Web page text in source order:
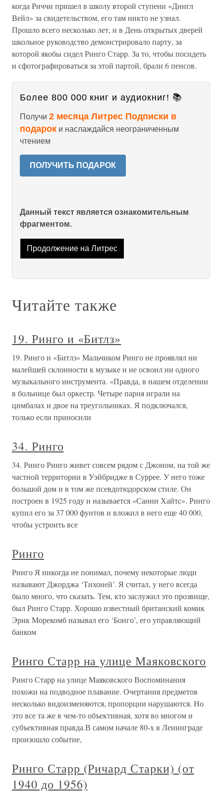
когда Риччи пришел в школу второй ступени «Дингл
Вейл» за свидетельством, его там никто не узнал.
Прошло всего несколько лет, и в День открытых дверей
школьное руководство демонстрировало парту, за
которой якобы сидел Ринго Старр. За то, чтобы посидеть
и сфотографироваться за этой партой, брали 6 пенсов.
Более 800 000 книг и аудиокниг! 📚
Получи 2 месяца Литрес Подписки в
подарок и наслаждайся неограниченным
чтением
ПОЛУЧИТЬ ПОДАРОК
Данный текст является ознакомительным
фрагментом.
Продолжение на Литрес
Читайте также
19. Ринго и «Битлз»
19. Ринго и «Битлз» Мальчиком Ринго не проявлял ни
малейшей склонности к музыке и не освоил ни одного
музыкального инструмента. «Правда, в нашем отделении
в больнице был оркестр. Четыре парня играли на
цимбалах и двое на треугольниках. Я подключался,
только если приносили
34. Ринго
34. Ринго Ринго живет совсем рядом с Джоном, на той же
частной территории в Уэйбридже в Суррее. У него тоже
большой дом и в том же псевдотюдорском стиле. Он
построен в 1925 году и называется «Санни Хайтc». Ринго
купил его за 37 000 фунтов и вложил в него еще 40 000,
чтобы устроить все
Ринго
Ринго Я никогда не понимал, почему некоторые люди
называют Джорджа ‘Тихоней’. Я считал, у него всегда
было много, что сказать. Тем, кто заслужил это прозвище,
был Ринго Старр. Хорошо известный британский комик
Эрик Морекомб называл его ‘Бонго’, его управляющий
банком
Ринго Старр на улице Маяковского
Ринго Старр на улице Маяковского Воспоминания
похожи на подводное плавание. Очертания предметов
несколько видоизменяются, пропорции нарушаются. Но
это все та же в чем-то объективная, хотя во многом и
субъективная правда.В самом начале 80-х в Ленинграде
произошло событие,
Ринго Старр (Ричард Старки) (от
1940 до 1956)